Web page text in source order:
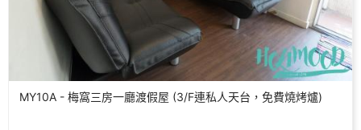
MY10A - 梅窩三房一廳渡假屋 (3/F連私人天台，免費燒烤爐)